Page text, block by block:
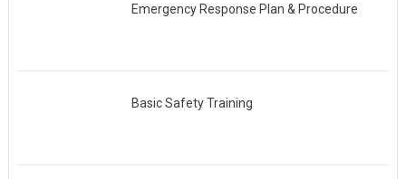
Emergency Response Plan & Procedure
Basic Safety Training